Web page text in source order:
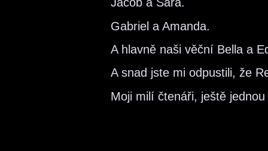
Gabriel a Amanda.
A hlavně naši věční Bella a
A snad jste mi odpustili, že
Moji milí čtenáři, ještě